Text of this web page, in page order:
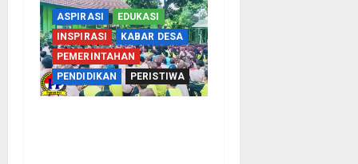
ASPIRASI
EDUKASI
INSPIRASI
KABAR DESA
PEMERINTAHAN
PENDIDIKAN
PERISTIWA